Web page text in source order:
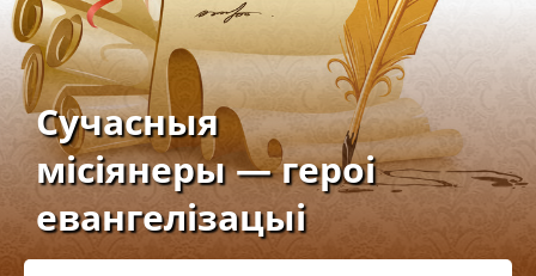
Сучасныя
місіянеры — героі
евангелізацыі